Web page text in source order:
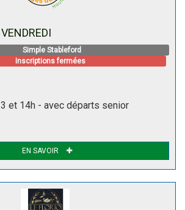
Simple Stableford
Inscriptions fermées
et 14h - avec départs senior
EN SAVOIR